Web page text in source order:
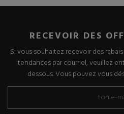
RECEVOIR DES
Si vous souhaitez recevoir des
tendances par courriel, veuillez
dessous. Vous pouvez vous